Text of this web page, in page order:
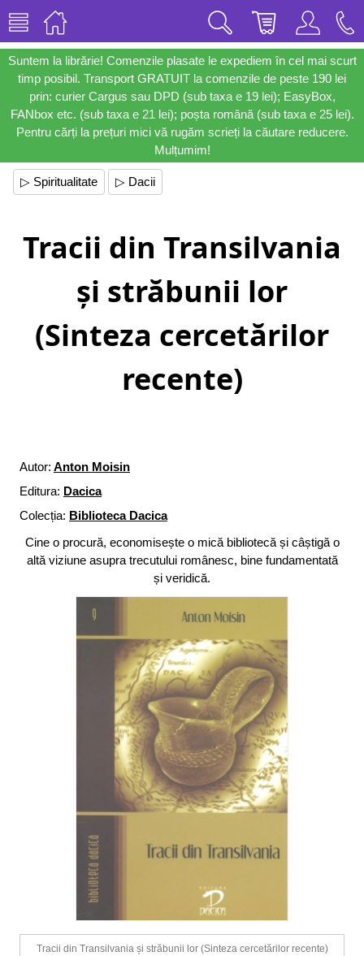
Suntem la librărie! Comenzile plasate le expediem în cel mai scurt
timp posibil. Transport GRATUIT la comenzile de peste 190 lei
prin: curier Cargus sau DPD (sub taxa e 19 lei); EasyBox,
FANbox etc. (sub taxa e 21 lei); poșta română (sub taxa e 25 lei).
Pentru cărți la prețuri mici vă rugăm scrieți la căutare reducere.
Mulțumim!
▷ Spiritualitate ▷ Dacii
Tracii din Transilvania
și străbunii lor
(Sinteza cercetărilor
recente)
Autor: Anton Moisin
Editura: Dacica
Colecția: Biblioteca Dacica
Cine o procură, economisește o mică bibliotecă și câștigă o
altă viziune asupra trecutului românesc, bine fundamentată
și veridică.
Tracii din Transilvania și străbunii lor (Sinteza cercetărilor recente)